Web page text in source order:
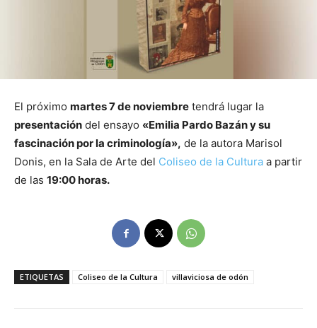
El próximo martes 7 de noviembre tendrá lugar la
presentación del ensayo «Emilia Pardo Bazán y su
fascinación por la criminología», de la autora Marisol
Donis, en la Sala de Arte del Coliseo de la Cultura a partir
de las 19:00 horas.
ETIQUETAS Coliseo de la Cultura villaviciosa de odón